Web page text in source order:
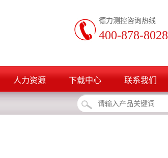
德力测控咨询热线
400-878-8028
人力资源 下载中心 联系我们